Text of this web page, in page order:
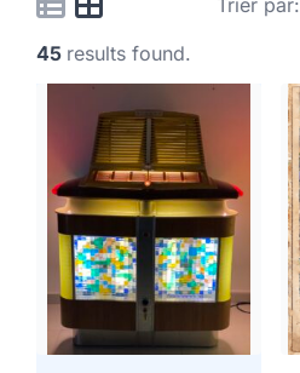
45 results found.